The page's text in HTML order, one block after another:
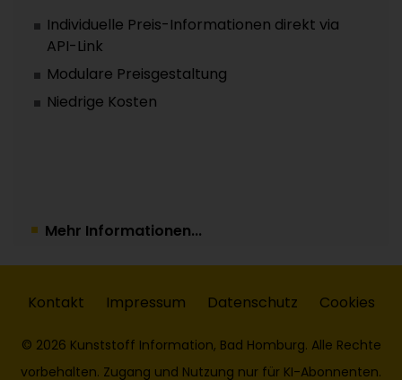
Individuelle Preis-Informationen direkt via
API-Link
Modulare Preisgestaltung
Niedrige Kosten
Mehr Informationen...
Kontakt Impressum Datenschutz Cookies
© 2026 Kunststoff Information, Bad Homburg. Alle Rechte
vorbehalten. Zugang und Nutzung nur für KI-Abonnenten.